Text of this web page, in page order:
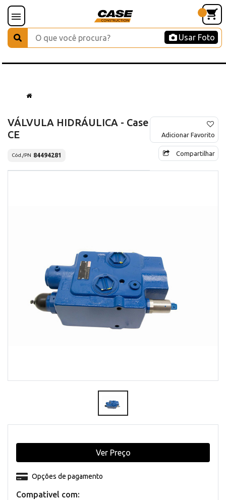
Usar Foto
VÁLVULA HIDRÁULICA - Case
CE
Cód./PN 84494281
Adicionar Favorito
Compartilhar
Compativel com:
Opções de pagamento
Ver Preço